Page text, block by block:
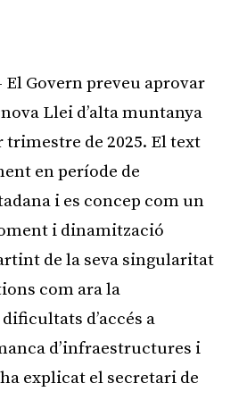
El Govern preveu aprovar
Llei d’alta muntanya
de 2025. El text
en període de
i es concep com un
i dinamització
de la seva singularitat
com ara la
d’accés a
d’infraestructures i
explicat el secretari de